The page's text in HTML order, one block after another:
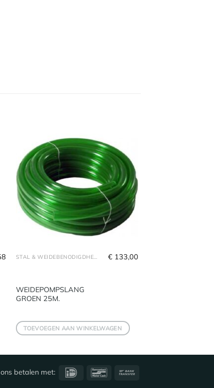
STAL & WEIDEBENODIGDHEDEN
WEIDEPOMPSLANG
GROEN 25M.
€ 133,00
TOEVOEGEN AAN WINKELWAGEN
betalen met: IDeal Bancontact